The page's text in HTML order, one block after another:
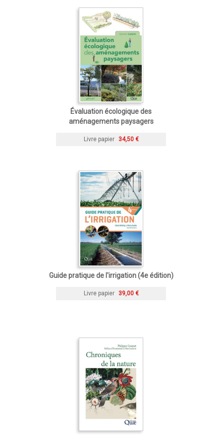
Évaluation écologique des
aménagements paysagers
Livre papier 34,50 €
Guide pratique de l'irrigation (4e édition)
Livre papier 39,00 €